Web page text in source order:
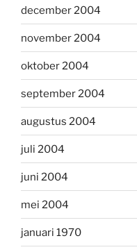
december 2004
november 2004
oktober 2004
september 2004
augustus 2004
juli 2004
juni 2004
mei 2004
januari 1970